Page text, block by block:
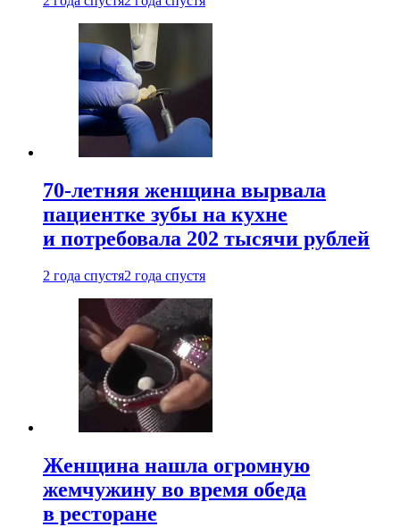
70-летняя женщина вырвала
пациентке зубы на кухне
и потребовала 202 тысячи рублей
2 года спустя2 года спустя
Женщина нашла огромную
жемчужину во время обеда
в ресторане